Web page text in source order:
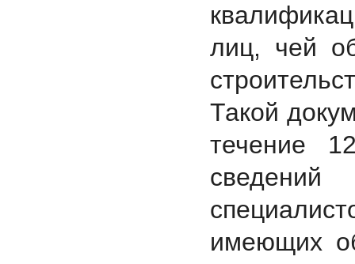
лиц, чей
Такой
течение
имеющих